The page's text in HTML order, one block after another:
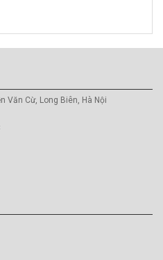
Văn Cừ, Long Biên, Hà Nội